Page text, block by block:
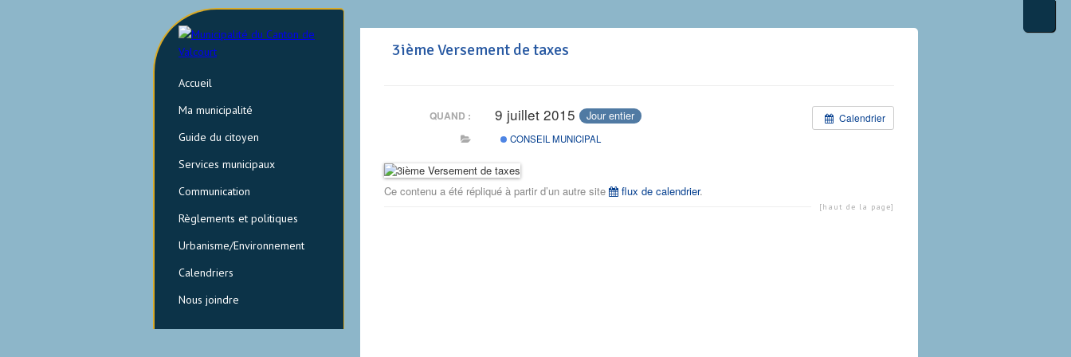
3ième Versement de taxes
Calendrier
QUAND : 9 juillet 2015 Jour entier
CONSEIL MUNICIPAL
Ce contenu a été répliqué à partir d’un autre site flux de calendrier.
[haut de la page]
Accueil
Ma municipalité
Guide du citoyen
Services municipaux
Communication
Règlements et politiques
Urbanisme/Environnement
Calendriers
Nous joindre